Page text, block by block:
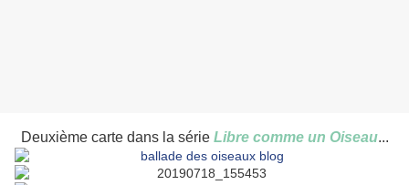
Deuxième carte dans la série Libre comme un Oiseau...